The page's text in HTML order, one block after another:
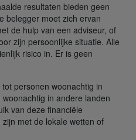
resultaten bieden geen
belegger moet zich ervan
de hulp van een adviseur, of
zijn persoonlijke situatie. Alle
risico in. Er is geen
personen woonachtig in
in andere landen
van deze financiële
met de lokale wetten of